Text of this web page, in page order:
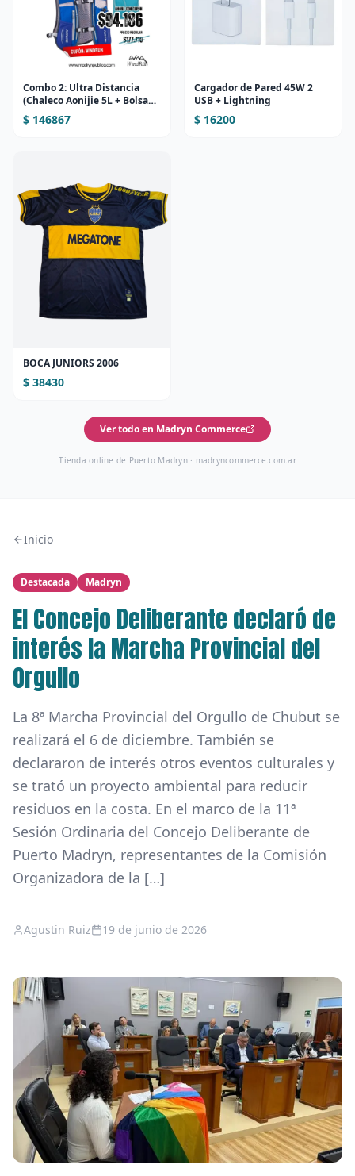
Combo 2: Ultra Distancia
(Chaleco Aonijie 5L + Bolsa
2L)
$ 146867
Cargador de Pared 45W 2
USB + Lightning
$ 16200
BOCA JUNIORS 2006
$ 38430
Ver todo en Madryn Commerce
Tienda online de Puerto Madryn · madryncommerce.com.ar
Inicio
Destacada Madryn
El Concejo Deliberante declaró de
interés la Marcha Provincial del
Orgullo
La 8ª Marcha Provincial del Orgullo de Chubut se
realizará el 6 de diciembre. También se
declararon de interés otros eventos culturales y
se trató un proyecto ambiental para reducir
residuos en la costa. En el marco de la 11ª
Sesión Ordinaria del Concejo Deliberante de
Puerto Madryn, representantes de la Comisión
Organizadora de la […]
Agustin Ruiz 19 de junio de 2026